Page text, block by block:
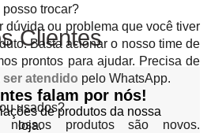
trocar?
dúvida ou problema que você tiver
Basta acionar o nosso time de
prontos para ajudar. Precisa de
atendido pelo WhatsApp.
usados?
produtos são novos.
Clientes
falam por nós!
de produtos da nossa
loja.